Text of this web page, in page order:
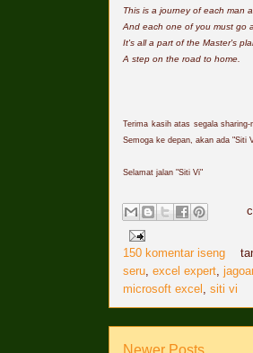
This is a journey of each man
And each one of you must go
It's all a part of the Master's
A step on the road to home.
Terima kasih atas segala
Semoga ke depan, akan ada "Siti
Selamat jalan "Siti Vi"
150 komentar iseng
seru, excel expert,
microsoft excel , siti vi
Newer Posts